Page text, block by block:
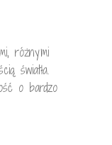
różnymi
światła.
o bardzo